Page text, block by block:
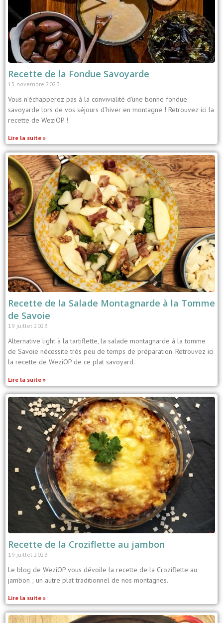
Recette de la Fondue Savoyarde
15 novembre 2023
Vous n’échapperez pas à la convivialité d’une bonne fondue
savoyarde lors de vos séjours d’hiver en montagne ! Retrouvez ici la
recette de WeziOP !
Lire la suite »
Recette de la Salade Montagnarde à la Tomme
de Savoie
19 juillet 2023
Alternative light à la tartiflette, la salade montagnarde à la tomme
de Savoie nécessite très peu de temps de préparation. Retrouvez ici
la recette de WeziOP de ce plat savoyard.
Lire la suite »
Recette de la Croziflette au jambon
19 juillet 2023
Le blog de WeziOP vous dévoile la recette de la Croziflette au
jambon ; un autre plat traditionnel de nos montagnes.
Lire la suite »